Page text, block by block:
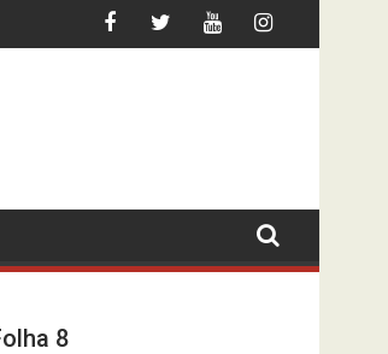
DE PÉLEI CONTRA AS “FAKE NEWS”? MPLA
8